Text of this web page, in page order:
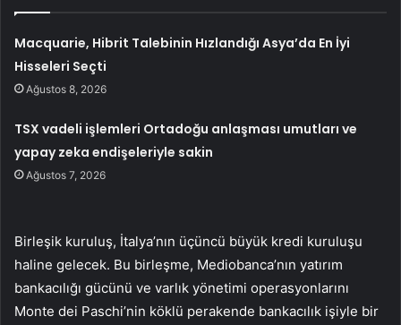
Macquarie, Hibrit Talebinin Hızlandığı Asya’da En İyi
Hisseleri Seçti
Ağustos 8, 2026
TSX vadeli işlemleri Ortadoğu anlaşması umutları ve
yapay zeka endişeleriyle sakin
Ağustos 7, 2026
Birleşik kuruluş, İtalya’nın üçüncü büyük kredi kuruluşu
haline gelecek. Bu birleşme, Mediobanca’nın yatırım
bankacılığı gücünü ve varlık yönetimi operasyonlarını
Monte dei Paschi’nin köklü perakende bankacılık işiyle bir